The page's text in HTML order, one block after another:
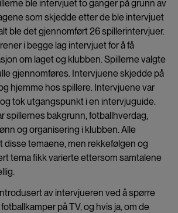
ble intervjuet to ganger på grunn av
som skjedde etter de ble intervjuet
ble det gjennomført 26 spillerintervjuer.
i begge lag intervjuet for å få
om laget og klubben. Spillerne valgte
gjennomføres. Intervjuene skjedde på
hjemme hos spillere. Intervjuene var
tok utgangspunkt i en intervjuguide.
spillernes bakgrunn, fotballhverdag,
og organisering i klubben. Alle
disse temaene, men rekkefølgen og
tema fikk varierte ettersom samtalene
av intervjueren ved å spørre
på TV, og hvis ja, om de